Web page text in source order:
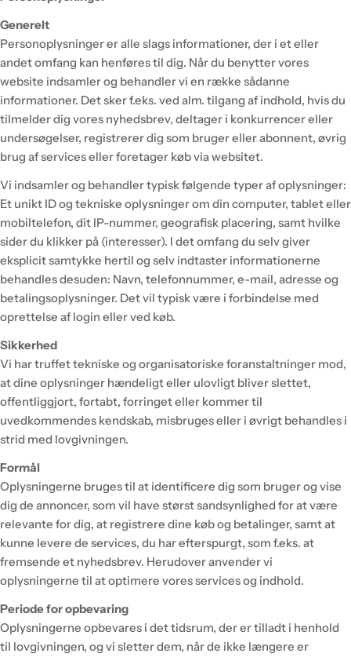
Generelt
Personoplysninger er alle slags informationer, der i et eller
andet omfang kan henføres til dig. Når du benytter vores
website indsamler og behandler vi en række sådanne
informationer. Det sker f.eks. ved alm. tilgang af indhold, hvis du
tilmelder dig vores nyhedsbrev, deltager i konkurrencer eller
undersøgelser, registrerer dig som bruger eller abonnent, øvrig
brug af services eller foretager køb via websitet.
Vi indsamler og behandler typisk følgende typer af oplysninger:
Et unikt ID og tekniske oplysninger om din computer, tablet eller
mobiltelefon, dit IP-nummer, geografisk placering, samt hvilke
sider du klikker på (interesser). I det omfang du selv giver
eksplicit samtykke hertil og selv indtaster informationerne
behandles desuden: Navn, telefonnummer, e-mail, adresse og
betalingsoplysninger. Det vil typisk være i forbindelse med
oprettelse af login eller ved køb.
Sikkerhed
Vi har truffet tekniske og organisatoriske foranstaltninger mod,
at dine oplysninger hændeligt eller ulovligt bliver slettet,
offentliggjort, fortabt, forringet eller kommer til
uvedkommendes kendskab, misbruges eller i øvrigt behandles i
strid med lovgivningen.
Formål
Oplysningerne bruges til at identificere dig som bruger og vise
dig de annoncer, som vil have størst sandsynlighed for at være
relevante for dig, at registrere dine køb og betalinger, samt at
kunne levere de services, du har efterspurgt, som f.eks. at
fremsende et nyhedsbrev. Herudover anvender vi
oplysningerne til at optimere vores services og indhold.
Periode for opbevaring
Oplysningerne opbevares i det tidsrum, der er tilladt i henhold
til lovgivningen, og vi sletter dem, når de ikke længere er